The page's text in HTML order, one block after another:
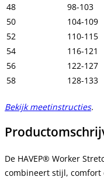
48
98-103
50
104-109
52
110-115
54
116-121
56
122-127
58
128-133
Bekijk meetinstructies.
De HAVEP® Worker
combineert stijl,